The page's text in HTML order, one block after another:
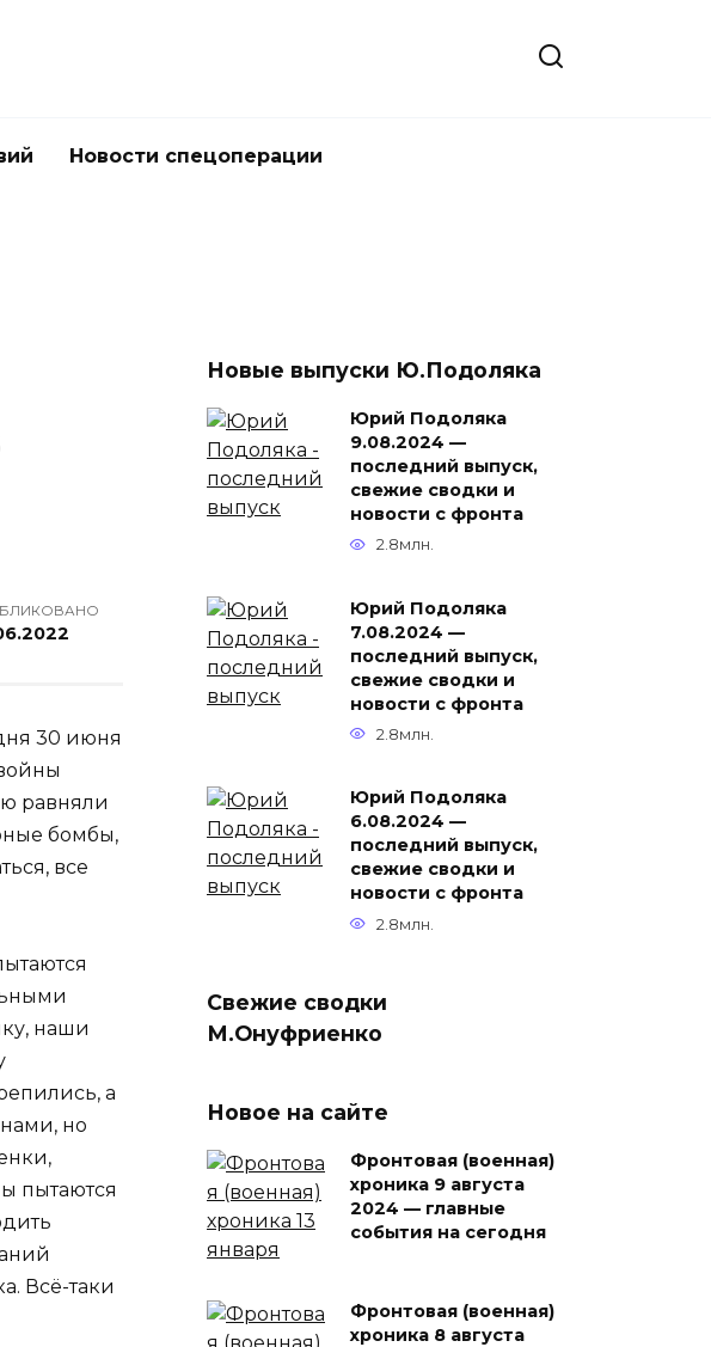
Новости спецоперации
30 июня
равняли
бомбы,
все
наши
а
но
пытаются
Всё-таки
Новые выпуски Ю.Подоляка
Юрий Подоляка
9.08.2024 —
последний выпуск,
свежие сводки и
новости с фронта
2.8млн.
Юрий Подоляка
7.08.2024 —
последний выпуск,
свежие сводки и
новости с фронта
2.8млн.
Юрий Подоляка
6.08.2024 —
последний выпуск,
свежие сводки и
новости с фронта
2.8млн.
Свежие сводки
М.Онуфриенко
Новое на сайте
Фронтовая (военная)
хроника 9 августа
2024 — главные
события на сегодня
Фронтовая (военная)
хроника 8 августа